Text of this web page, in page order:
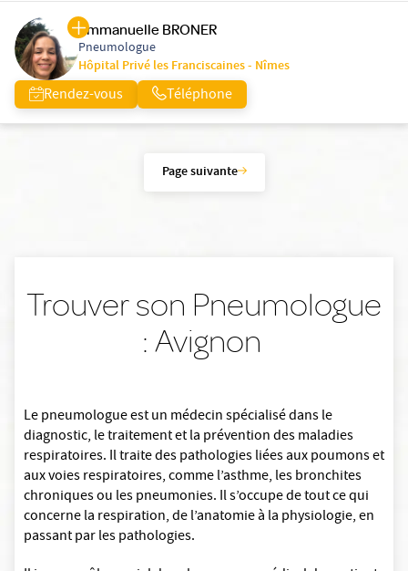
Emmanuelle BRONER
Pneumologue
Hôpital Privé les Franciscaines - Nîmes
Rendez-vous Téléphone
Page suivante
Trouver son Pneumologue
: Avignon
Le pneumologue est un médecin spécialisé dans le
diagnostic, le traitement et la prévention des maladies
respiratoires. Il traite des pathologies liées aux poumons et
aux voies respiratoires, comme l’asthme, les bronchites
chroniques ou les pneumonies. Il s’occupe de tout ce qui
concerne la respiration, de l’anatomie à la physiologie, en
passant par les pathologies.